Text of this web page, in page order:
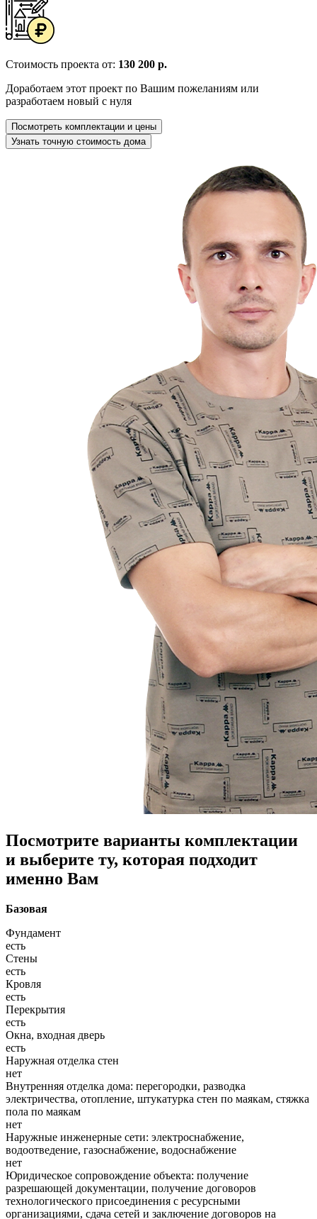
Стоимость проекта от: 130 200 р.
Доработаем этот проект по Вашим пожеланиям или
разработаем новый с нуля
Посмотреть комплектации и цены
Узнать точную стоимость дома
Посмотрите варианты комплектации
и выберите ту, которая подходит
именно Вам
Базовая
Фундамент
есть
Стены
есть
Кровля
есть
Перекрытия
есть
Окна, входная дверь
есть
Наружная отделка стен
нет
Внутренняя отделка дома: перегородки, разводка
электричества, отопление, штукатурка стен по маякам, стяжка
пола по маякам
нет
Наружные инженерные сети: электроснабжение,
водоотведение, газоснабжение, водоснабжение
нет
Юридическое сопровождение объекта: получение
разрешающей документации, получение договоров
технологического присоединения с ресурсными
организациями, сдача сетей и заключение договоров на